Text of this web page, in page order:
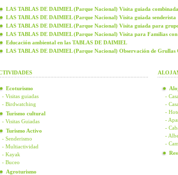
LAS TABLAS DE DAIMIEL (Parque Nacional) Visita guiada
LAS TABLAS DE DAIMIEL (Parque Nacional) Visita guiada senderista
LAS TABLAS DE DAIMIEL (Parque Nacional) Visita guiada para
LAS TABLAS DE DAIMIEL (Parque Nacional) Visita para Familias con
Educación ambiental en las TABLAS DE DAIMIEL
LAS TABLAS DE DAIMIEL (Parque Nacional) Observación de Grullas
Ecoturismo
- Visitas guiadas
- Birdwatching
Turismo cultural
- Visitas Guiadas
Turismo Activo
- Senderismo
- Multiactividad
- Kayak
- Buceo
Agroturismo
-
-
-
-
-
-
-